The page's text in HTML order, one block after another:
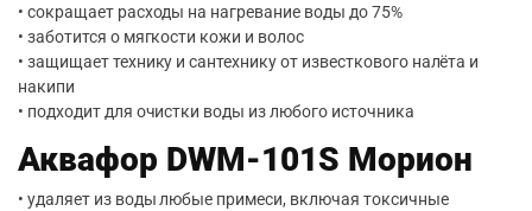
• сокращает расходы на нагревание воды до 75%
• заботится о мягкости кожи и волос
• защищает технику и сантехнику от известкового налёта и
накипи
• подходит для очистки воды из любого источника
Аквафор DWM-101S Морион
• удаляет из воды любые примеси, включая токсичные